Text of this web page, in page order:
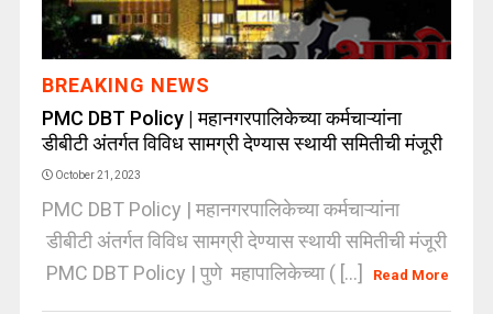
BREAKING NEWS
PMC DBT Policy | महानगरपालिकेच्या कर्मचाऱ्यांना
डीबीटी अंतर्गत विविध सामग्री देण्यास स्थायी समितीची मंजूरी
October 21, 2023
PMC DBT Policy | महानगरपालिकेच्या कर्मचाऱ्यांना
डीबीटी अंतर्गत विविध सामग्री देण्यास स्थायी समितीची मंजूरी
PMC DBT Policy | पुणे महापालिकेच्या ( [...]
Read More